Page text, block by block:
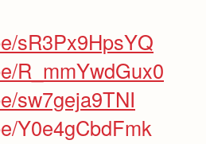
sR3Px9HpsYQ
R_mmYwdGux0
sw7geja9TNI
Y0e4gCbdFmk